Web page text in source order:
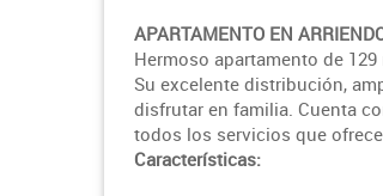
APARTAMENTO EN
Hermoso apartamento de
Su excelente distribución,
disfrutar en familia. Cuenta
todos los servicios que
Características: